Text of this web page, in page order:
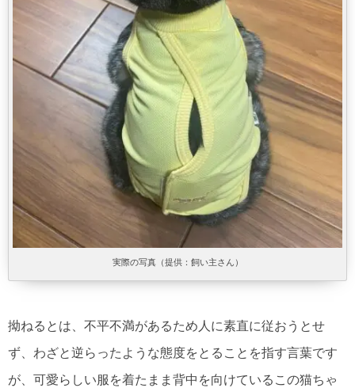
実際の写真（提供：飼い主さん）
拗ねるとは、不平不満があるため人に素直に従おうとせ
ず、わざと逆らったような態度をとることを指す言葉です
が、可愛らしい服を着たまま背中を向けているこの猫ちゃ